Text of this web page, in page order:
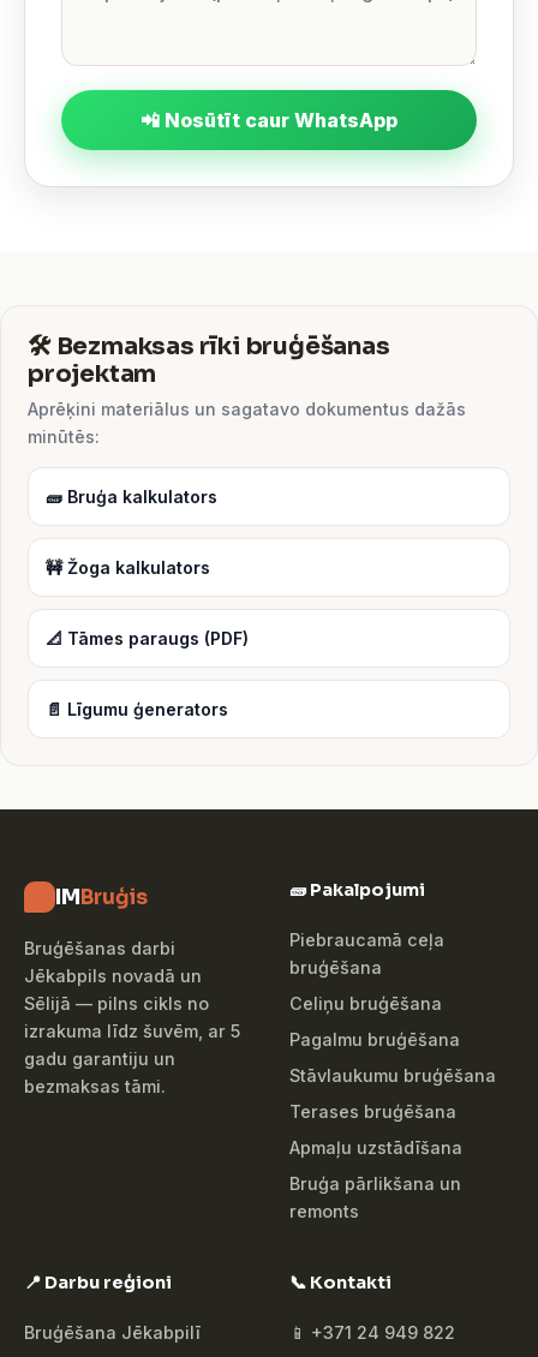
📲 Nosūtīt caur WhatsApp
🛠️ Bezmaksas rīki bruģēšanas
projektam
Aprēķini materiālus un sagatavo dokumentus dažās
minūtēs:
🧱 Bruģa kalkulators
🚧 Žoga kalkulators
📐 Tāmes paraugs (PDF)
📄 Līgumu ģenerators
IMBruģis
Bruģēšanas darbi
Jēkabpils novadā un
Sēlijā — pilns cikls no
izrakuma līdz šuvēm, ar 5
gadu garantiju un
bezmaksas tāmi.
🧱 Pakalpojumi
Piebraucamā ceļa
bruģēšana
Celiņu bruģēšana
Pagalmu bruģēšana
Stāvlaukumu bruģēšana
Terases bruģēšana
Apmaļu uzstādīšana
Bruģa pārlikšana un
remonts
📍 Darbu reģioni
Bruģēšana Jēkabpilī
📞 Kontakti
📱 +371 24 949 822